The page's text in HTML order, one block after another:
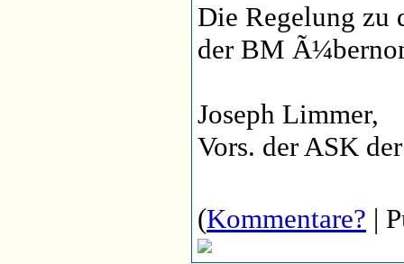
Die Regelung zu
der BM
Joseph Limmer,
Vors. der ASK
(Kommentare? |